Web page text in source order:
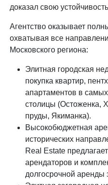
доказал свою
Агентство оказывает
охватывая все
Московского региона:
Элитная городская
покупка квартир,
апартаментов в
столицы (Остоженка,
пруды, Якиманка).
Высокобюджетная
исторических
Real Estate
арендаторов и
долгосрочной аренды